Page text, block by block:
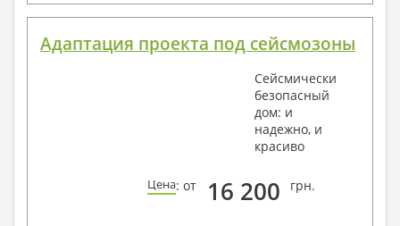
Адаптация проекта под сейсмозоны
Сейсмически
безопасный
дом: и
надежно, и
красиво
Цена: от 16 200 грн.